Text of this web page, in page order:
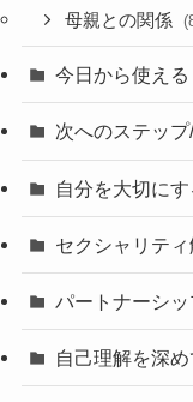
母親との関係
今日から使え
次へのステッ
自分を大切に
セクシャリテ
パートナーシ
自己理解を深